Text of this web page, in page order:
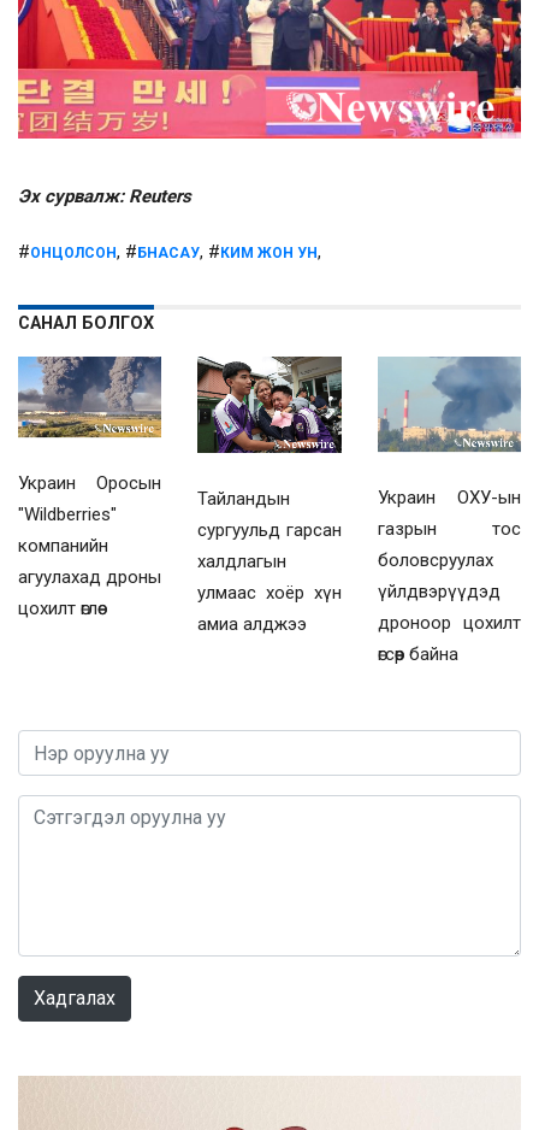
Эх сурвалж: Reuters
#ОНЦОЛСОН, # БНАСАУ, # КИМ ЖОН УН,
САНАЛ БОЛГОХ
Украин Оросын
"Wildberries"
компанийн
агуулахад дроны
цохилт өглөө
Тайландын
сургуульд гарсан
халдлагын
улмаас хоёр хүн
амиа алджээ
Украин ОХУ-ын
газрын тос
боловсруулах
үйлдвэрүүдэд
дроноор цохилт
өгсөөр байна
Хадгалах